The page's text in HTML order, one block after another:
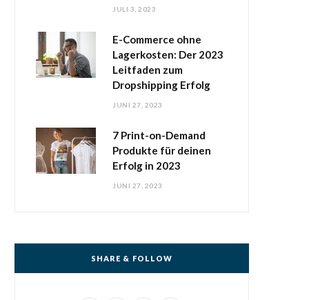
JULI 3, 2023
E-Commerce ohne
Lagerkosten: Der 2023
Leitfaden zum
Dropshipping Erfolg
JUNI 27, 2023
7 Print-on-Demand
Produkte für deinen
Erfolg in 2023
JUNI 27, 2023
SHARE & FOLLOW